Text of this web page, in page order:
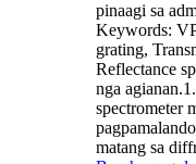
pinaagi sa
Keywords:
grating,
Reflectance
nga
spectrometer
matang sa